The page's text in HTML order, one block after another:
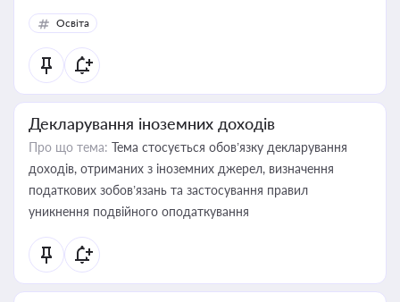
Освіта
Декларування іноземних доходів
Про що тема: Тема стосується обов’язку декларування
доходів, отриманих з іноземних джерел, визначення
податкових зобов’язань та застосування правил
уникнення подвійного оподаткування